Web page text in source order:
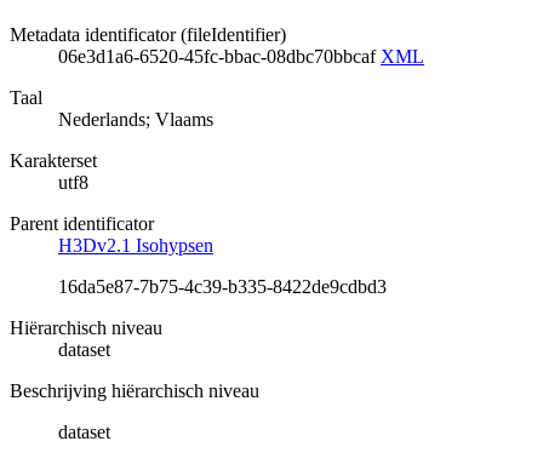
Metadata identificator (fileIdentifier)
06e3d1a6-6520-45fc-bbac-08dbc70bbcaf XML
Taal
Nederlands; Vlaams
Karakterset
utf8
Parent identificator
H3Dv2.1 Isohypsen
16da5e87-7b75-4c39-b335-8422de9cdbd3
Hiërarchisch niveau
dataset
Beschrijving hiërarchisch niveau
dataset